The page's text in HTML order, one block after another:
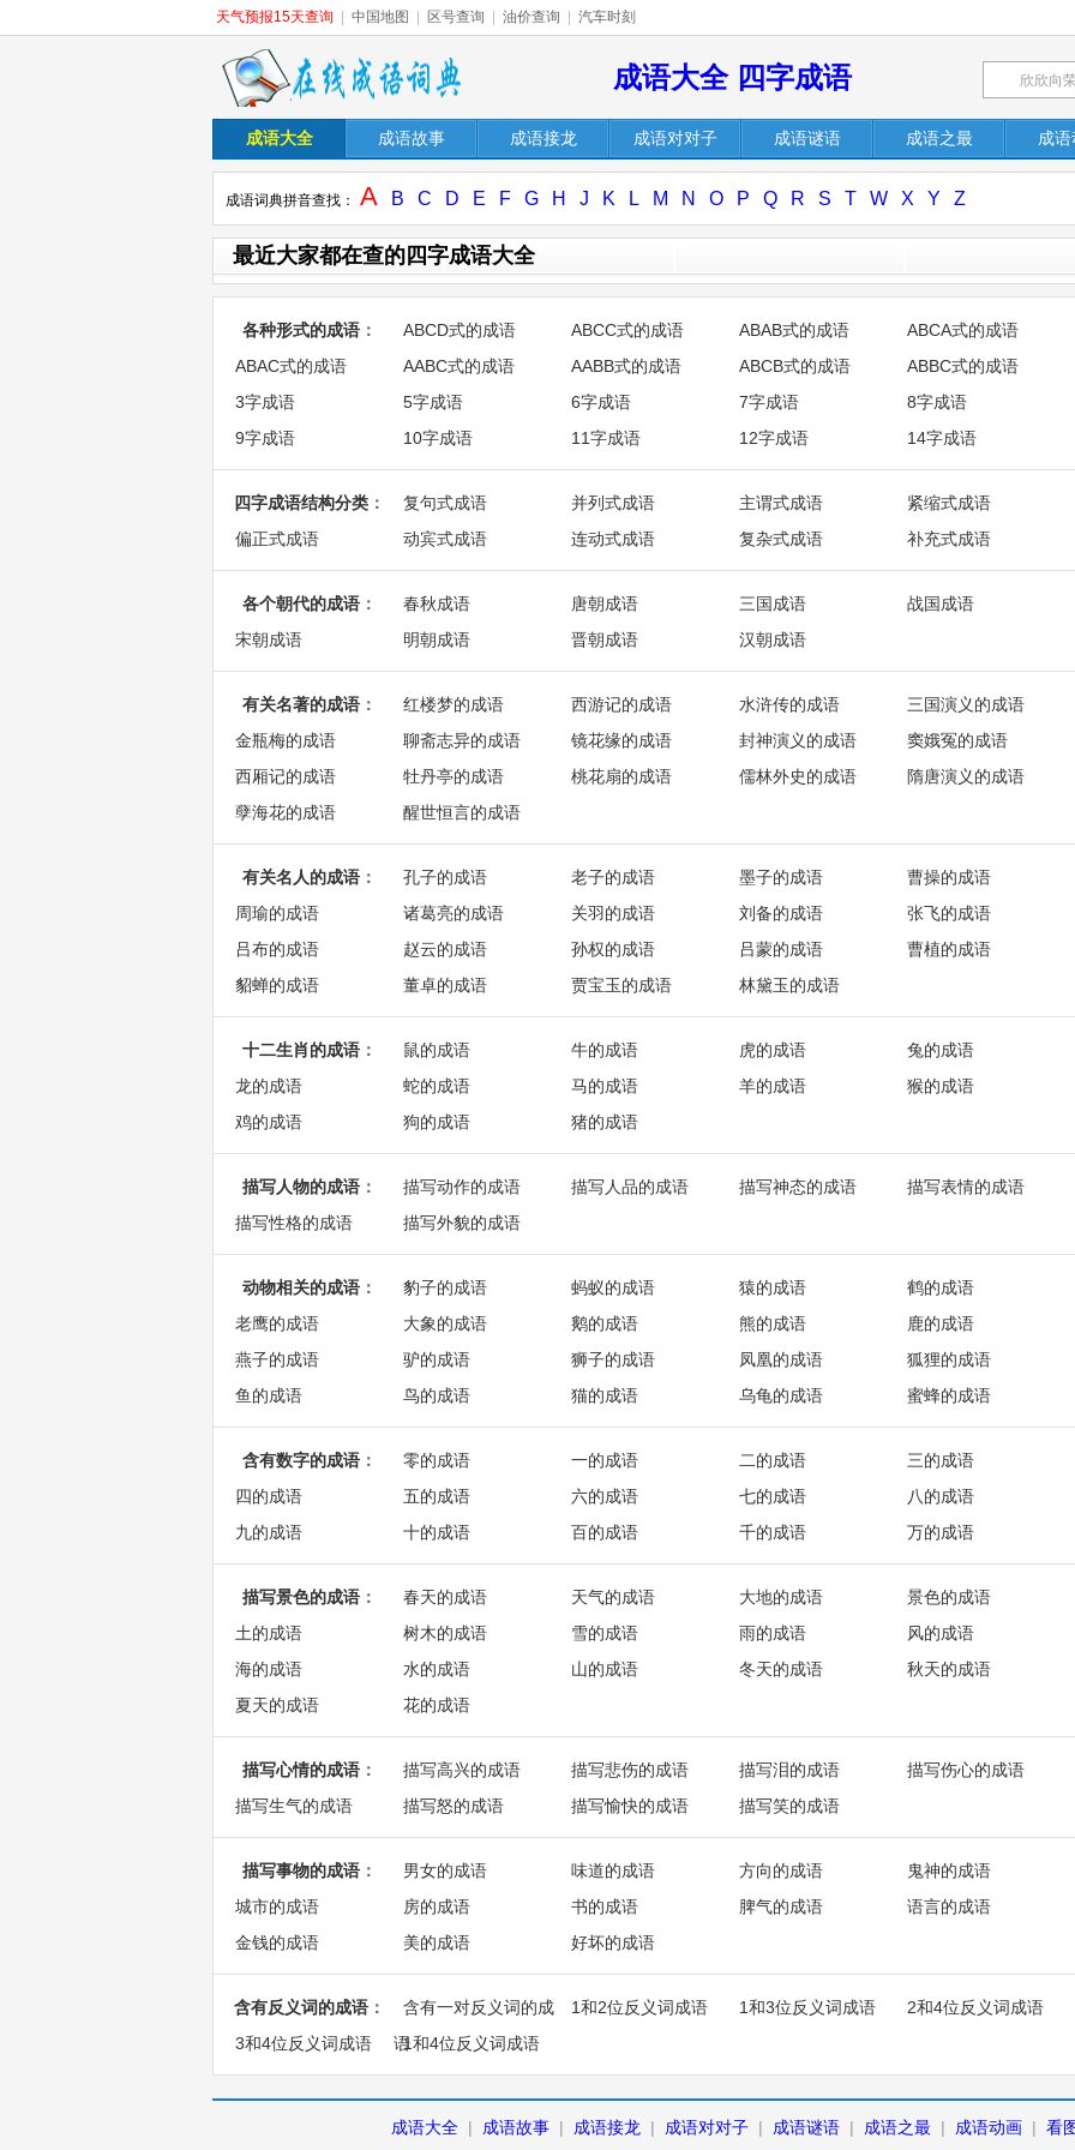
天气预报15天查询 中国地图 区号查询 油价查询 汽车时刻
成语大全 四字成语
成语大全 成语故事 成语接龙 成语对对子 成语谜语 成语之最 成
成语词典拼音查找： A B C D E F G H J K L M N O P Q R S T W X Y Z
最近大家都在查的四字成语大全
各种形式的成语 ： ABCD式的成语 ABCC式的成语 ABAB式的成语
ABCA式的成语
ABAC式的成语
AABC式的成语 AABB式的成语 ABCB式的成语
ABBC式的成语
3字成语
5字成语 6字成语 7字成语
8字成语
9字成语
10字成语 11字成语 12字成语 14字成语
四字成语结构分类 ： 复句式成语 并列式成语 主谓式成语
紧缩式成语
偏正式成语
动宾式成语 连动式成语 复杂式成语 补充式成语
各个朝代的成语 ： 春秋成语 唐朝成语 三国成语
战国成语
宋朝成语
明朝成语 晋朝成语 汉朝成语
有关名著的成语 ： 红楼梦的成语 西游记的成语 水浒传的成语
三国演义的成语
金瓶梅的成语
聊斋志异的成语 镜花缘的成语 封神演义的成语
窦娥冤的成语
西厢记的成语
牡丹亭的成语 桃花扇的成语 儒林外史的成语
隋唐演义的成语
孽海花的成语
醒世恒言的成语
有关名人的成语 ： 孔子的成语 老子的成语 墨子的成语
曹操的成语
周瑜的成语
诸葛亮的成语 关羽的成语 刘备的成语
张飞的成语
吕布的成语
赵云的成语 孙权的成语 吕蒙的成语
曹植的成语
貂蝉的成语
董卓的成语 贾宝玉的成语 林黛玉的成语
十二生肖的成语 ： 鼠的成语 牛的成语 虎的成语
兔的成语
龙的成语
蛇的成语 马的成语 羊的成语
猴的成语
鸡的成语
狗的成语 猪的成语
描写人物的成语 ： 描写动作的成语 描写人品的成语 描写神态的成语
描写表情的成语
描写性格的成语
描写外貌的成语
动物相关的成语 ： 豹子的成语 蚂蚁的成语 猿的成语
鹤的成语
老鹰的成语
大象的成语 鹅的成语 熊的成语
鹿的成语
燕子的成语
驴的成语 狮子的成语 凤凰的成语
狐狸的成语
鱼的成语
鸟的成语 猫的成语 乌龟的成语 蜜蜂的成语
含有数字的成语 ： 零的成语 一的成语 二的成语
三的成语
四的成语
五的成语 六的成语 七的成语
八的成语
九的成语
十的成语 百的成语 千的成语 万的成语
描写景色的成语 ： 春天的成语 天气的成语 大地的成语
景色的成语
土的成语
树木的成语 雪的成语 雨的成语
风的成语
海的成语
水的成语 山的成语 冬天的成语
秋天的成语
夏天的成语
花的成语
描写心情的成语 ： 描写高兴的成语 描写悲伤的成语 描写泪的成语
描写伤心的成语
描写生气的成语
描写怒的成语 描写愉快的成语 描写笑的成语
描写事物的成语 ： 男女的成语 味道的成语 方向的成语
鬼神的成语
城市的成语
房的成语 书的成语 脾气的成语
语言的成语
金钱的成语
美的成语 好坏的成语
含有反义词的成语 ：
含有一对反义词的成
语
1和2位反义词成语 1和3位反义词成语
2和4位反义词成语
3和4位反义词成语
1和4位反义词成语
成语大全 | 成语故事 | 成语接龙 | 成语对对子 | 成语谜语 | 成语之最 | 成语动画 | 看